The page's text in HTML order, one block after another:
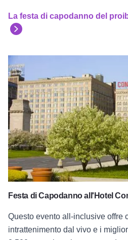
La festa di capodanno del
Festa di Capodanno all'Hotel
Questo evento all-inclusive offre
intrattenimento dal vivo e i